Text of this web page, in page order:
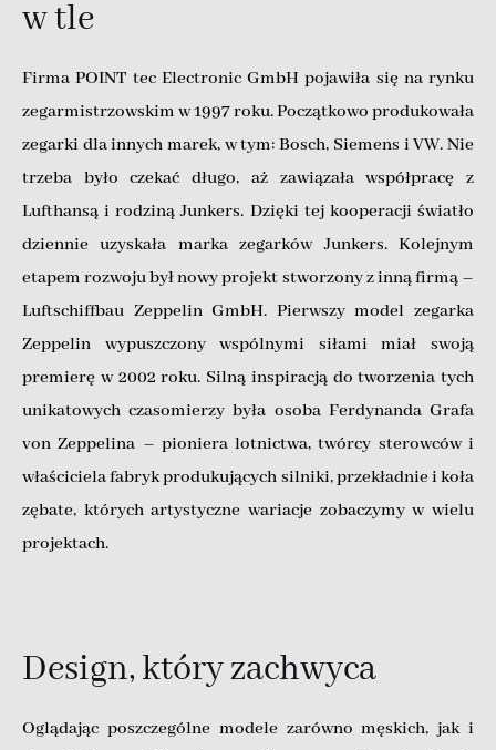
w tle
Firma POINT tec Electronic GmbH pojawiła się na rynku
zegarmistrzowskim w 1997 roku. Początkowo produkowała
zegarki dla innych marek, w tym: Bosch, Siemens i VW. Nie
trzeba było czekać długo, aż zawiązała współpracę z
Lufthansą i rodziną Junkers. Dzięki tej kooperacji światło
dziennie uzyskała marka zegarków Junkers. Kolejnym
etapem rozwoju był nowy projekt stworzony z inną firmą –
Luftschiffbau Zeppelin GmbH. Pierwszy model zegarka
Zeppelin wypuszczony wspólnymi siłami miał swoją
premierę w 2002 roku. Silną inspiracją do tworzenia tych
unikatowych czasomierzy była osoba Ferdynanda Grafa
von Zeppelina – pioniera lotnictwa, twórcy sterowców i
właściciela fabryk produkujących silniki, przekładnie i koła
zębate, których artystyczne wariacje zobaczymy w wielu
projektach.
Design, który zachwyca
Oglądając poszczególne modele zarówno męskich, jak i